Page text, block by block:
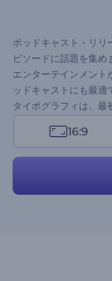
ポッドキャスト・リリ
ピソードに話題を集
エンターテインメント
ッドキャストにも最
タイポグラフィは、
デオ、テキスト、
成して、すべてのエ
16:9